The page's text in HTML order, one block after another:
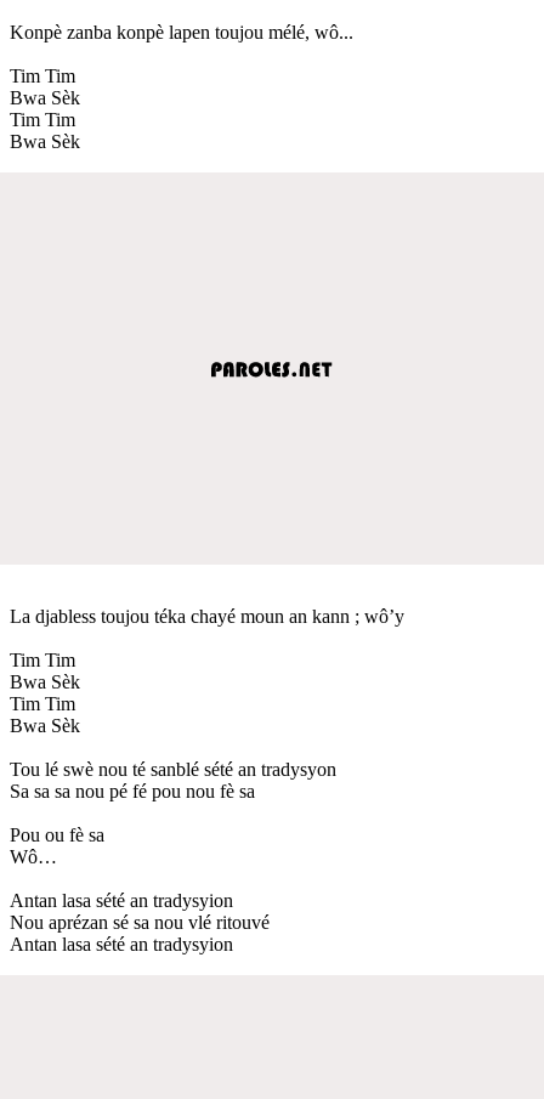
Konpè zanba konpè lapen toujou mélé, wô...
Tim Tim
Bwa Sèk
Tim Tim
Bwa Sèk
La djabless toujou téka chayé moun an kann ; wô’y
Tim Tim
Bwa Sèk
Tim Tim
Bwa Sèk
Tou lé swè nou té sanblé sété an tradysyon
Sa sa sa nou pé fé pou nou fè sa
Pou ou fè sa
Wô…
Antan lasa sété an tradysyion
Nou aprézan sé sa nou vlé ritouvé
Antan lasa sété an tradysyion